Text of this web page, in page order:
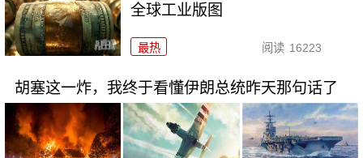
全球工业版图
最热 阅读 16223
胡塞这一炸，我终于看懂伊朗总统昨天那句话了